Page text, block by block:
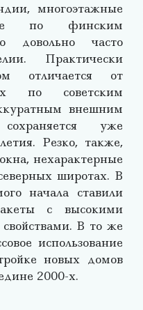
многоэтажные
по финским
довольно часто
Практически
отличается от
по советским
внешним
уже
Резко, также,
нехарактерные
широтах. В
начала ставили
с высокими
В то же
использование
новых домов
2000-х.